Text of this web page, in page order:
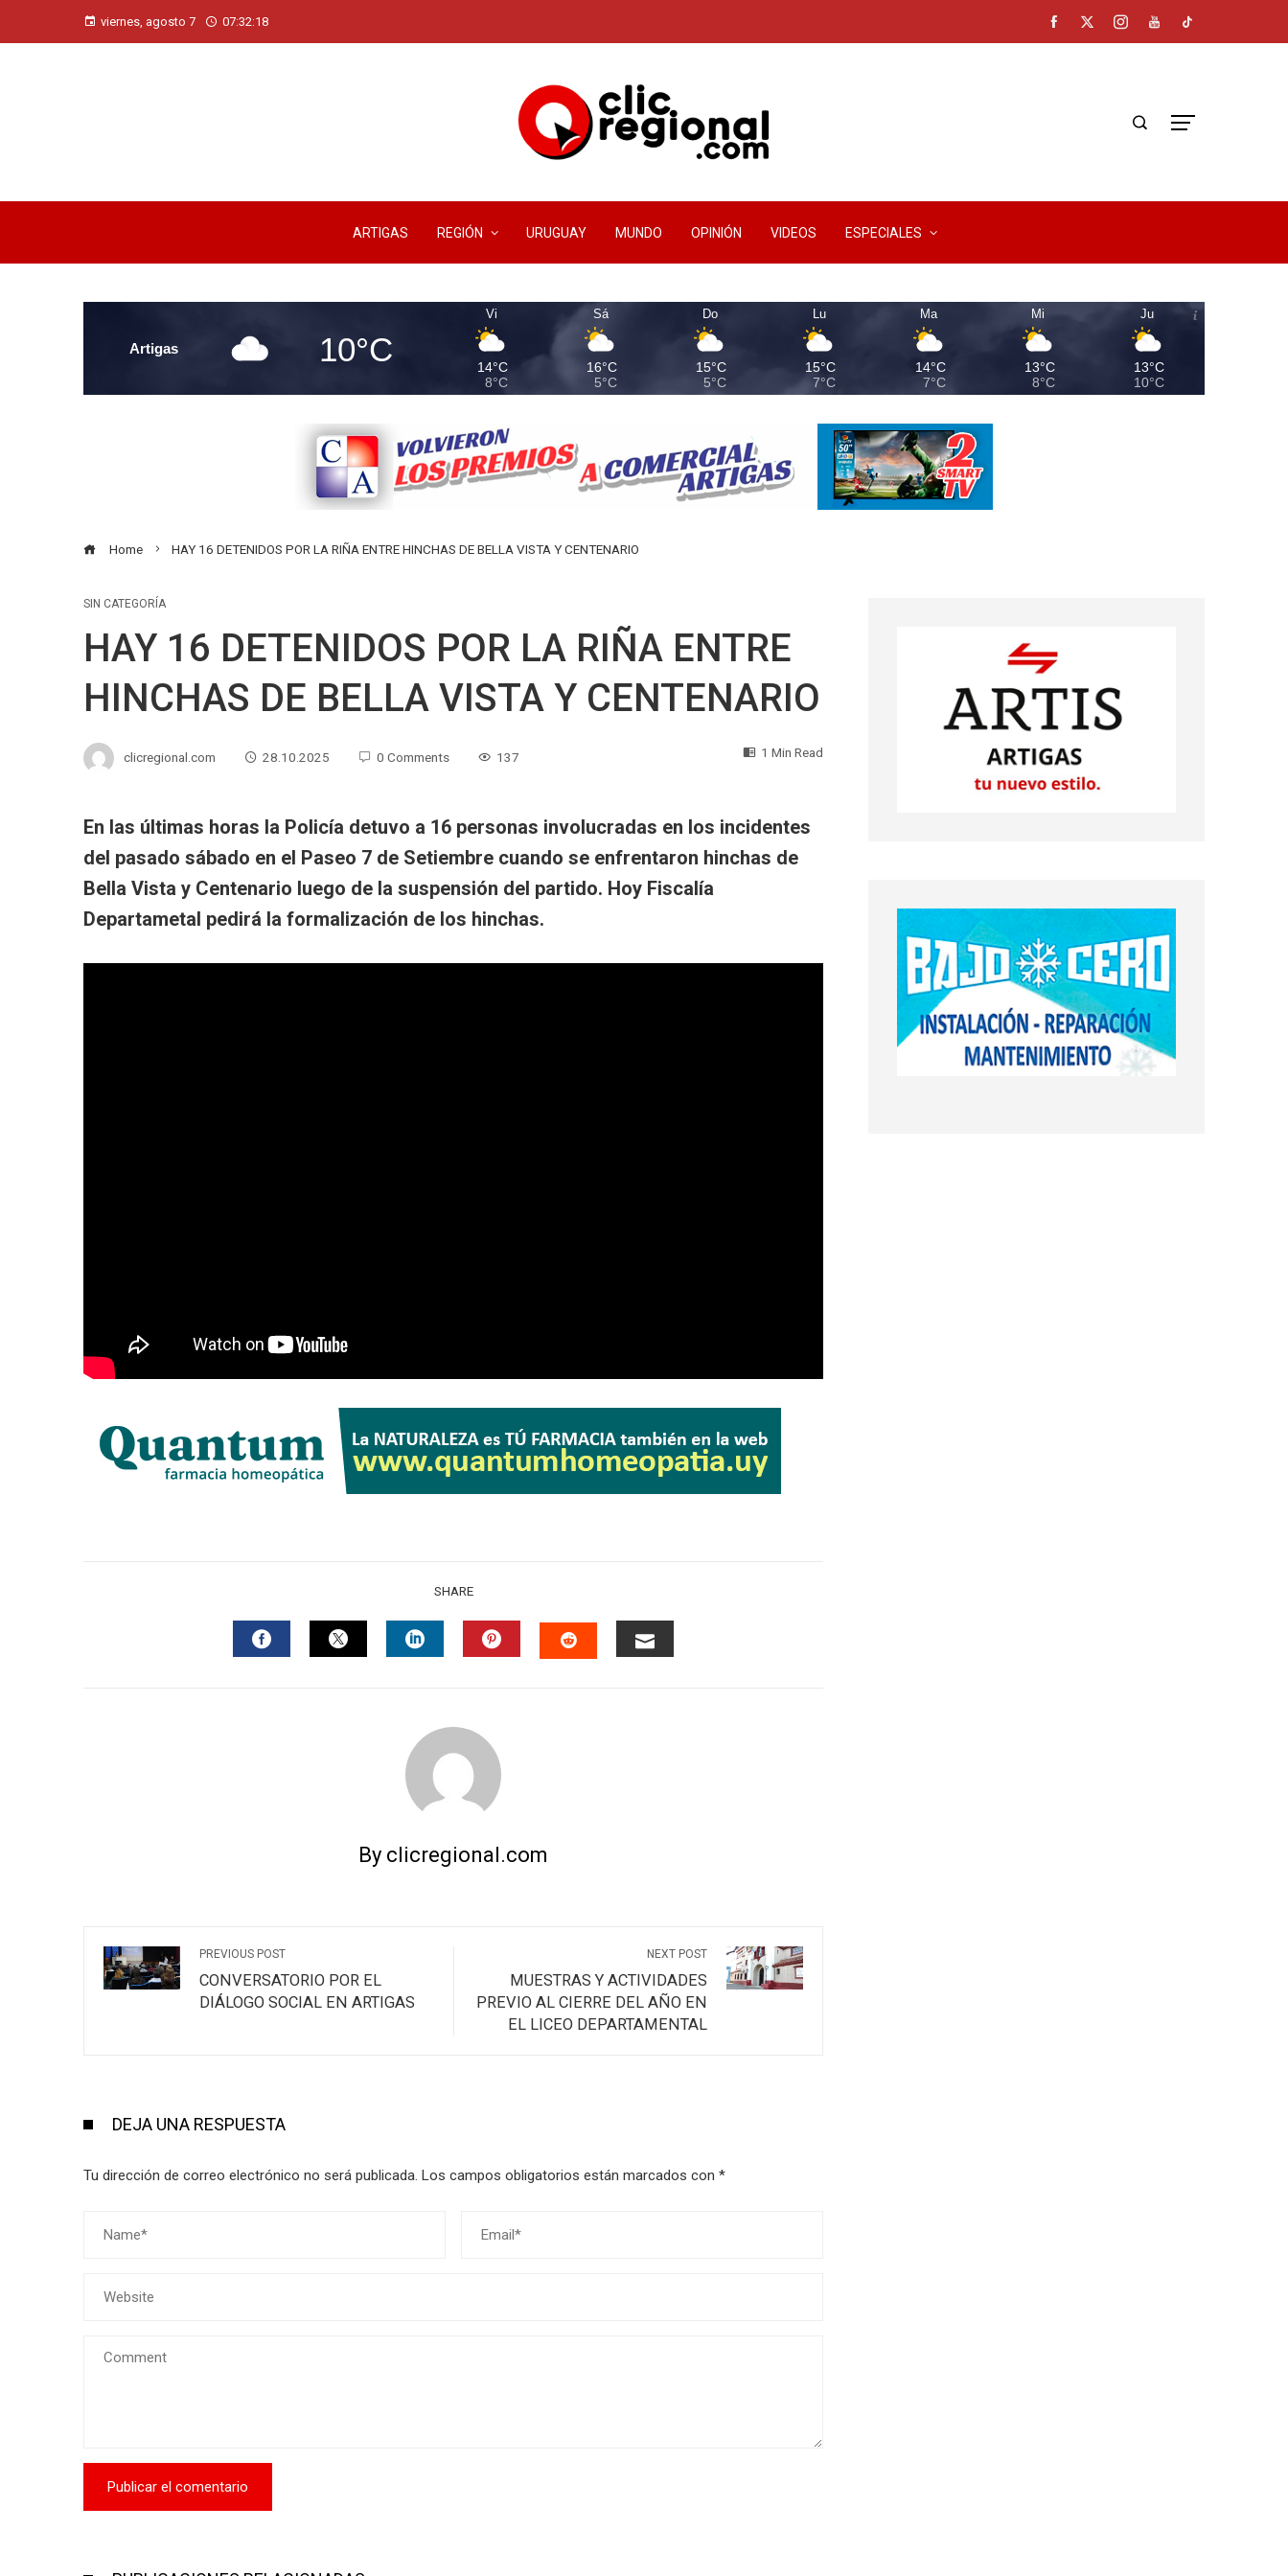
viernes, agosto 7 07:32:19
ARTIGAS REGIÓN URUGUAY MUNDO OPINIÓN VIDEOS ESPECIALES
Artigas 10°C
Vi
14°C
8°C
Sá
16°C
5°C
Do
15°C
5°C
Lu
15°C
7°C
Ma
14°C
7°C
Mi
13°C
8°C
Ju
13°C
10°C
Home HAY 16 DETENIDOS POR LA RIÑA ENTRE HINCHAS DE BELLA VISTA Y CENTENARIO
SIN CATEGORÍA
HAY 16 DETENIDOS POR LA RIÑA ENTRE
HINCHAS DE BELLA VISTA Y CENTENARIO
clicregional.com 28.10.2025 0 Comments 137 1 Min Read
En las últimas horas la Policía detuvo a 16 personas involucradas en los incidentes
del pasado sábado en el Paseo 7 de Setiembre cuando se enfrentaron hinchas de
Bella Vista y Centenario luego de la suspensión del partido. Hoy Fiscalía
Departametal pedirá la formalización de los hinchas.
SHARE
By clicregional.com
PREVIOUS POST
CONVERSATORIO POR EL
DIÁLOGO SOCIAL EN ARTIGAS
NEXT POST
MUESTRAS Y ACTIVIDADES
PREVIO AL CIERRE DEL AÑO EN
EL LICEO DEPARTAMENTAL
DEJA UNA RESPUESTA
Tu dirección de correo electrónico no será publicada. Los campos obligatorios están marcados con *